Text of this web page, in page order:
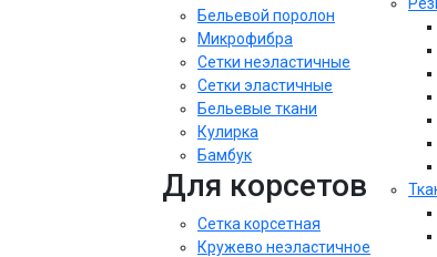
Бельевой поролон
Микрофибра
Сетки неэластичные
Сетки эластичные
Бельевые ткани
Кулирка
Бамбук
Для корсетов
Сетка корсетная
Кружево неэластичное